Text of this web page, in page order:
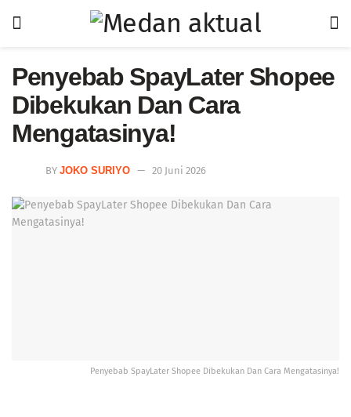
Penyebab SpayLater Shopee
Dibekukan Dan Cara
Mengatasinya!
BY JOKO SURIYO 20 Juni 2026
Penyebab SpayLater Shopee Dibekukan Dan Cara Mengatasinya!